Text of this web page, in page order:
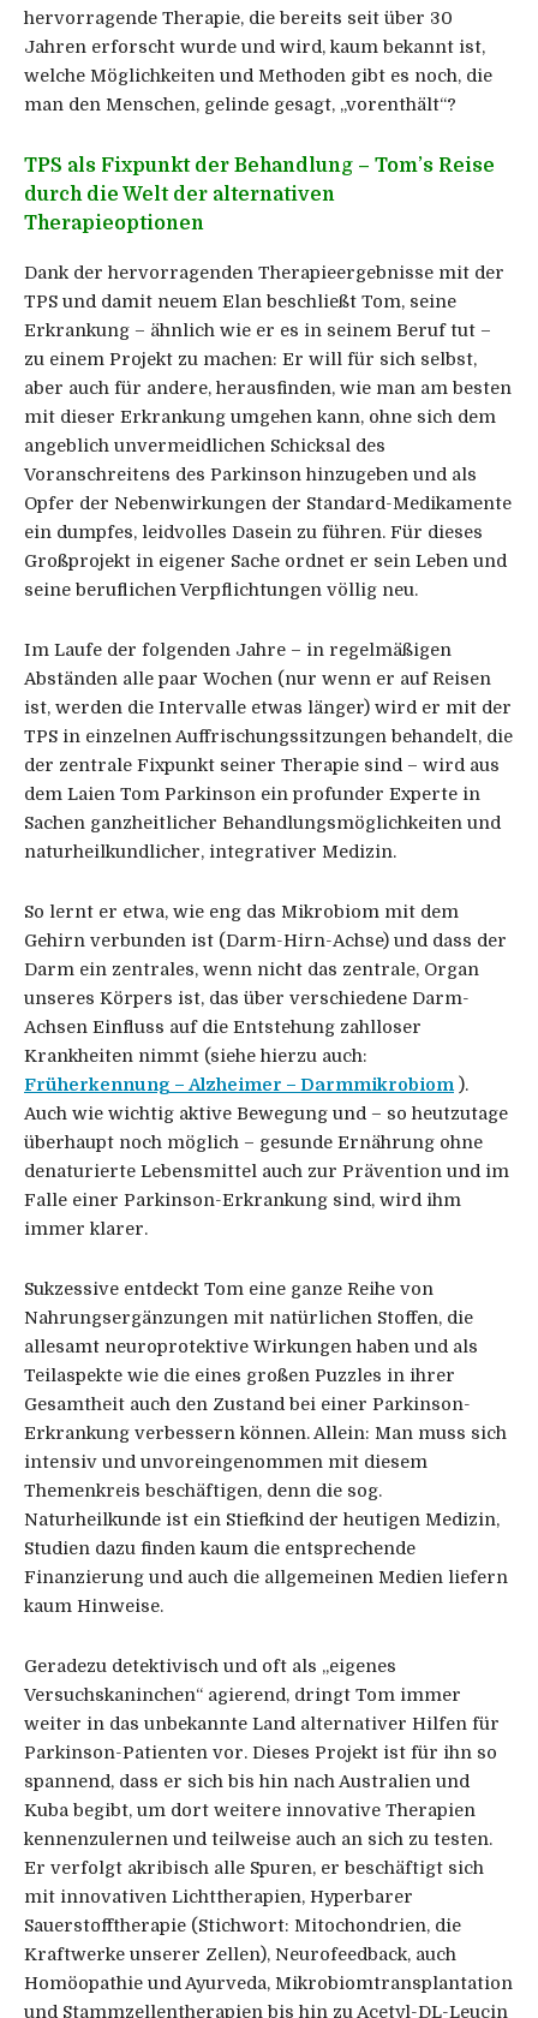
hervorragende Therapie, die bereits seit über 30
Jahren erforscht wurde und wird, kaum bekannt ist,
welche Möglichkeiten und Methoden gibt es noch, die
man den Menschen, gelinde gesagt, „vorenthält“?
TPS als Fixpunkt der Behandlung – Tom’s Reise
durch die Welt der alternativen
Therapieoptionen
Dank der hervorragenden Therapieergebnisse mit der
TPS und damit neuem Elan beschließt Tom, seine
Erkrankung – ähnlich wie er es in seinem Beruf tut –
zu einem Projekt zu machen: Er will für sich selbst,
aber auch für andere, herausfinden, wie man am besten
mit dieser Erkrankung umgehen kann, ohne sich dem
angeblich unvermeidlichen Schicksal des
Voranschreitens des Parkinson hinzugeben und als
Opfer der Nebenwirkungen der Standard-Medikamente
ein dumpfes, leidvolles Dasein zu führen. Für dieses
Großprojekt in eigener Sache ordnet er sein Leben und
seine beruflichen Verpflichtungen völlig neu.
Im Laufe der folgenden Jahre – in regelmäßigen
Abständen alle paar Wochen (nur wenn er auf Reisen
ist, werden die Intervalle etwas länger) wird er mit der
TPS in einzelnen Auffrischungssitzungen behandelt, die
der zentrale Fixpunkt seiner Therapie sind – wird aus
dem Laien Tom Parkinson ein profunder Experte in
Sachen ganzheitlicher Behandlungsmöglichkeiten und
naturheilkundlicher, integrativer Medizin.
So lernt er etwa, wie eng das Mikrobiom mit dem
Gehirn verbunden ist (Darm-Hirn-Achse) und dass der
Darm ein zentrales, wenn nicht das zentrale, Organ
unseres Körpers ist, das über verschiedene Darm-
Achsen Einfluss auf die Entstehung zahlloser
Krankheiten nimmt (siehe hierzu auch:
Früherkennung – Alzheimer – Darmmikrobiom ).
Auch wie wichtig aktive Bewegung und – so heutzutage
überhaupt noch möglich – gesunde Ernährung ohne
denaturierte Lebensmittel auch zur Prävention und im
Falle einer Parkinson-Erkrankung sind, wird ihm
immer klarer.
Sukzessive entdeckt Tom eine ganze Reihe von
Nahrungsergänzungen mit natürlichen Stoffen, die
allesamt neuroprotektive Wirkungen haben und als
Teilaspekte wie die eines großen Puzzles in ihrer
Gesamtheit auch den Zustand bei einer Parkinson-
Erkrankung verbessern können. Allein: Man muss sich
intensiv und unvoreingenommen mit diesem
Themenkreis beschäftigen, denn die sog.
Naturheilkunde ist ein Stiefkind der heutigen Medizin,
Studien dazu finden kaum die entsprechende
Finanzierung und auch die allgemeinen Medien liefern
kaum Hinweise.
Geradezu detektivisch und oft als „eigenes
Versuchskaninchen“ agierend, dringt Tom immer
weiter in das unbekannte Land alternativer Hilfen für
Parkinson-Patienten vor. Dieses Projekt ist für ihn so
spannend, dass er sich bis hin nach Australien und
Kuba begibt, um dort weitere innovative Therapien
kennenzulernen und teilweise auch an sich zu testen.
Er verfolgt akribisch alle Spuren, er beschäftigt sich
mit innovativen Lichttherapien, Hyperbarer
Sauerstofftherapie (Stichwort: Mitochondrien, die
Kraftwerke unserer Zellen), Neurofeedback, auch
Homöopathie und Ayurveda, Mikrobiomtransplantation
und Stammzellentherapien bis hin zu Acetyl-DL-Leucin